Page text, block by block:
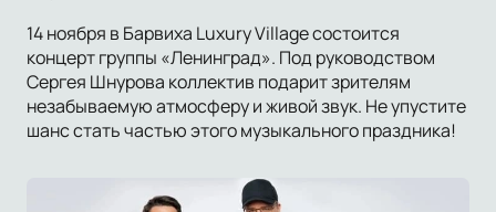
14 ноября в Барвиха Luxury Village состоится
концерт группы «Ленинград». Под руководством
Сергея Шнурова коллектив подарит зрителям
незабываемую атмосферу и живой звук. Не упустите
шанс стать частью этого музыкального праздника!